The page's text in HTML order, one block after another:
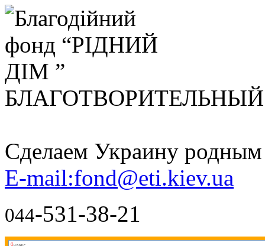
Сделаем Украину родным
E-mail:fond@eti.kiev.ua
044-531-38-21